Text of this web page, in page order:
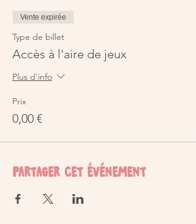
Vente expirée
Type de billet
Accès à l'aire de jeux
Plus d'info
Prix
0,00 €
Partager cet événement